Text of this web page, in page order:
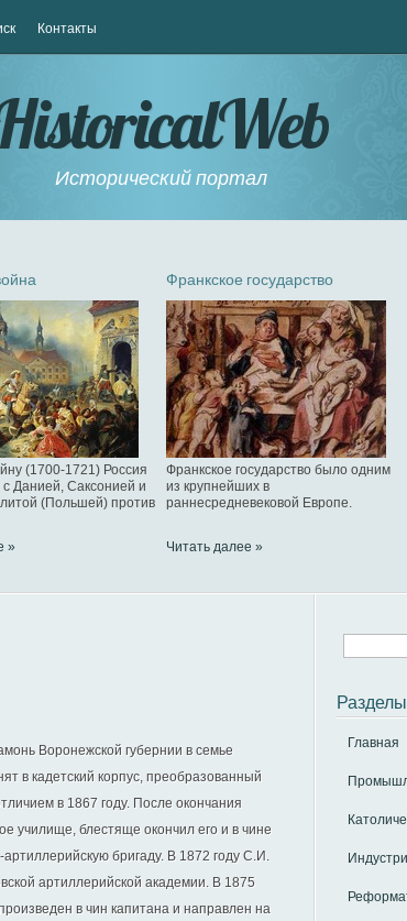
Контакты
Исторический портал
(1700-1721) Россия
Данией, Саксонией и
(Польшей) против
»
Франкское государство
Франкское государство было одним
из крупнейших в
раннесредневековой Европе.
Читать далее »
Воронежской губернии в семье
в кадетский корпус, преобразованный
в 1867 году. После окончания
училище, блестяще окончил его и в чине
бригаду. В 1872 году С.И.
артиллерийской академии. В 1875
в чин капитана и направлен на
Разделы
Главная